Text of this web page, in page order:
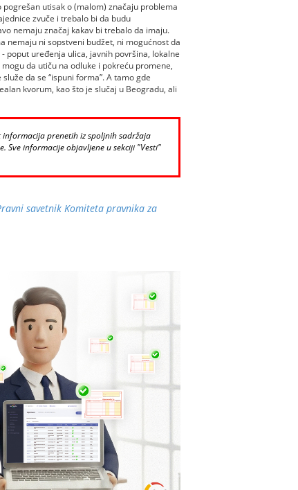
utisak o (malom) značaju problema
zvuče i trebalo bi da budu
nemaju značaj kakav bi trebalo da imaju.
nemaju ni sopstveni budžet, ni mogućnost da
poput uređenja ulica, javnih površina, lokalne
da utiču na odluke i pokreću promene,
da se “ispuni forma”. A tamo gde
kvorum, kao što je slučaj u Beogradu, ali
prenetih iz spoljnih sadržaja
Sve informacije objavljene u sekciji "Vesti"
savetnik Komiteta pravnika za